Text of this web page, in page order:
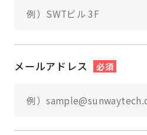
メールアドレス 必須